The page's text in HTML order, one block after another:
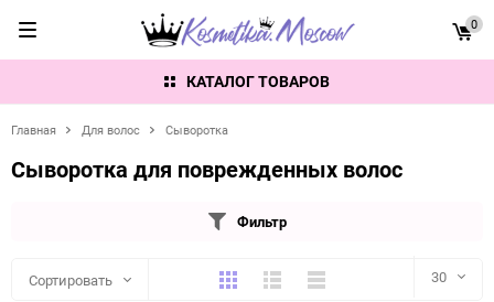
КАТАЛОГ ТОВАРОВ
0
Главная Для волос Сыворотка
Сыворотка для поврежденных волос
Фильтр
Сортировать ПлиткаПодробноКомпактно 30